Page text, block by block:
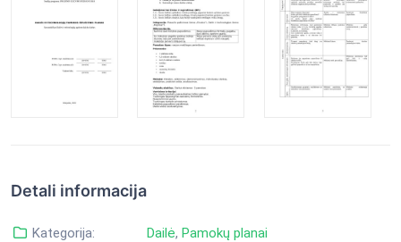
Detali informacija
Kategorija: Dailė, Pamokų planai